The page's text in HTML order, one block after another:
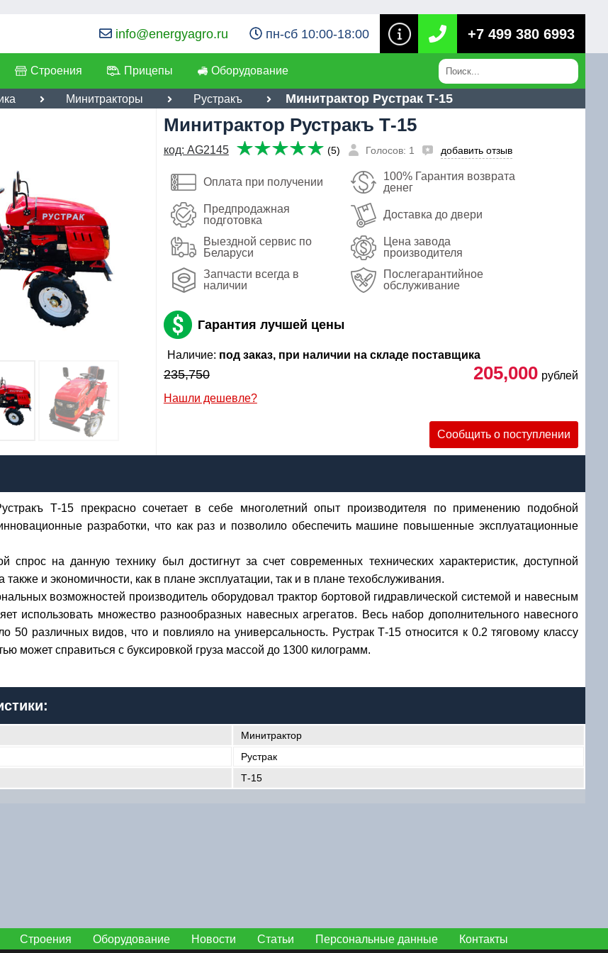
info@energyagro.ru пн-сб 10:00-18:00 +7 499 380 6993
Строения Прицепы Оборудование
Минитракторы Рустракъ Минитрактор Рустрак Т-15
Минитрактор Рустракъ Т-15
код: AG2145 (5) Голосов: 1 добавить отзыв
Оплата при получении
100% Гарантия возврата
денег
Предпродажная
подготовка
Доставка до двери
Выездной сервис по
Беларуси
Цена завода
производителя
Запчасти всегда в
наличии
Послегарантийное
обслуживание
Гарантия лучшей цены
Наличие: под заказ, при наличии на складе поставщика
235,750 205,000 рублей
Нашли дешевле?
Сообщить о поступлении
Т-15 прекрасно сочетает в себе многолетний опыт производителя по применению подобной
разработки, что как раз и позволило обеспечить машине повышенные эксплуатационные
на данную технику был достигнут за счет современных технических характеристик, доступной
также и экономичности, как в плане эксплуатации, так и в плане техобслуживания.
возможностей производитель оборудовал трактор бортовой гидравлической системой и навесным
использовать множество разнообразных навесных агрегатов. Весь набор дополнительного навесного
50 различных видов, что и повлияло на универсальность. Рустрак Т-15 относится к 0.2 тяговому классу
может справиться с буксировкой груза массой до 1300 килограмм.
Минитрактор
Рустрак
Т-15
руб
Email:
Телефон*:
Я даю согласие на
обработку
персональных данных
Сообщить о поступлении
*:
о поступлении
наобработку персональных данных
Отправить
Строения Оборудование Новости Статьи Персональные данные Контакты